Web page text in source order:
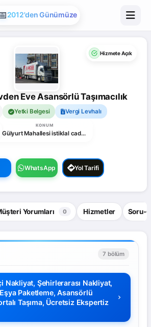
2012'den Günümüze
Eve Asansörlü Taşımacılık
Hizmete Açık
Yetki Belgesi Vergi Levhalı
KONUM
Gülyurt Mahallesi istiklal caddesi no :9/B Gulyurt Sitesi Altı Zemin Kat, Gülyurt, 58060 Merkez/Sivas, Türkiye
WhatsApp Yol Tarifi
Yorumları 0 Hizmetler Soru-
7 bölüm
Nakliyat, Şehirlerarası Nakliyat,
Paketleme, Asansörlü
Taşıma, Ücretsiz Ekspertiz